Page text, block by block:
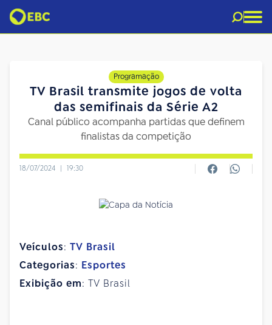
Programação
TV Brasil transmite jogos de volta
das semifinais da Série A2
Canal público acompanha partidas que definem
finalistas da competição
18/07/2024 | 19:30
Veículos: TV Brasil
Categorias: Esportes
Exibição em: TV Brasil